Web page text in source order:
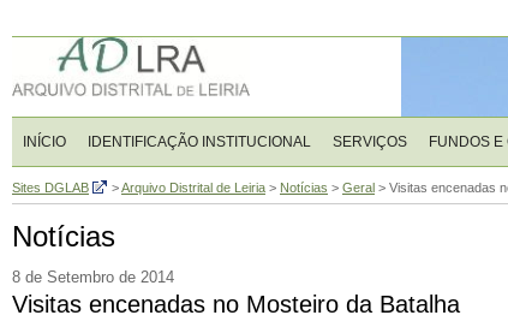
INÍCIO IDENTIFICAÇÃO INSTITUCIONAL SERVIÇOS FUNDOS
Sites DGLAB >Arquivo Distrital de Leiria > Notícias > Geral > Visitas encenadas
Notícias
8 de Setembro de 2014
Visitas encenadas no Mosteiro da Batalha